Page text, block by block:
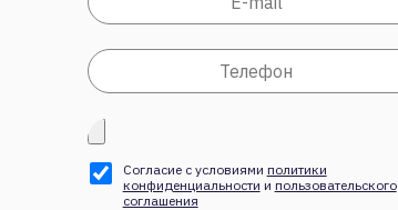
Согласие с условиями политики
конфиденциальности и пользовательского
соглашения